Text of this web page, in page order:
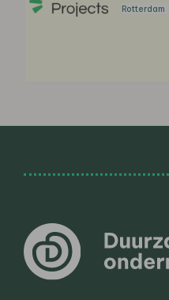
Rotterdam